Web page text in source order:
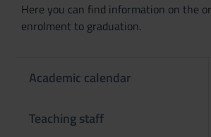
Here you can find information on the
enrolment to graduation.
Academic calendar
Teaching staff